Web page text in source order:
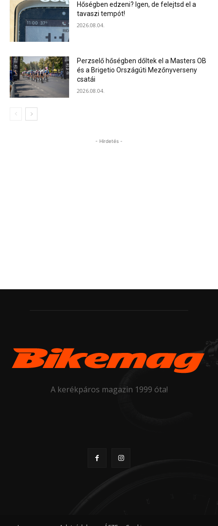
Hőségben edzeni? Igen, de felejtsd el a
tavaszi tempót!
2026.08.04.
Perzselő hőségben dőltek el a Masters OB
és a Brigetio Országúti Mezőnyverseny
csatái
2026.08.04.
- Hirdetés -
A kerékpáros magazin 1999 óta!